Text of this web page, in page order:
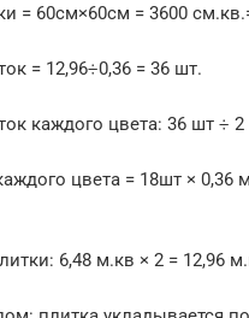
= 60см×60см = 3600
= 12,96÷0,36 = 36 шт.
каждого цвета: 36 шт ÷ 2
цвета = 18шт × 0,36
6,48 м.кв × 2 = 12,96